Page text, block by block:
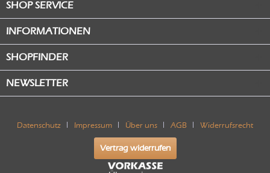
SHOP SERVICE
INFORMATIONEN
SHOPFINDER
NEWSLETTER
Datenschutz Impressum Über uns AGB Widerrufsrecht
Vertrag widerrufen